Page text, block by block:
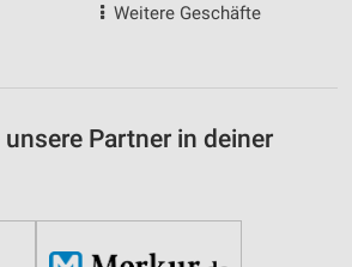
Weitere Geschäfte
Partner in deiner